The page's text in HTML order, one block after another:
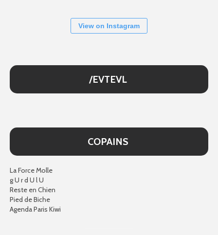
View on Instagram
/EVTEVL
COPAINS
La Force Molle
g U r d U l U
Reste en Chien
Pied de Biche
Agenda Paris Kiwi